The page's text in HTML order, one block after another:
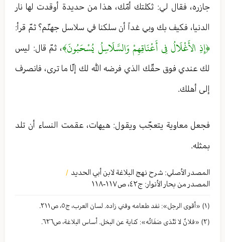
جازره، فقال لي: ثكلتك أمّك، هذا من حديدة أوقدت لها نار
الدنيا، فكيف بك وبي غداً أن سلكنا في سلاسل جهنّم؟ ثمّ قرأ:
﴿إِذِ الأَغْلَالُ فِي أَعْنَاقِهِمْ وَالسَّلَاسِلُ يُسْحَبُونَ﴾، ثمّ قال: ليس
لك عندي فوق حقّك الذي فرضه الله لك إلّا ما ترى، فانصرف
إلى أهلك.
فجعل معاوية يتعجّب ويقول: هيهات، عقمت النساء أن تلد
بمثله.
المصدر الأصلي: شرح نهج البلاغة لابن أبي الحدید /
المصدر من بحار الأنوار: ج٤٢، ص١١٧-١١٨
(١) «أقوی الرجل»: نفد طعامه وفني زاده. لسان العرب، ج٥، ص٢١١.
(٢) «فلانٌ لا تَنْدَى صَفَاتُه»: كنایة عن البخل. أساس البلاغة، ص٦٢٦.